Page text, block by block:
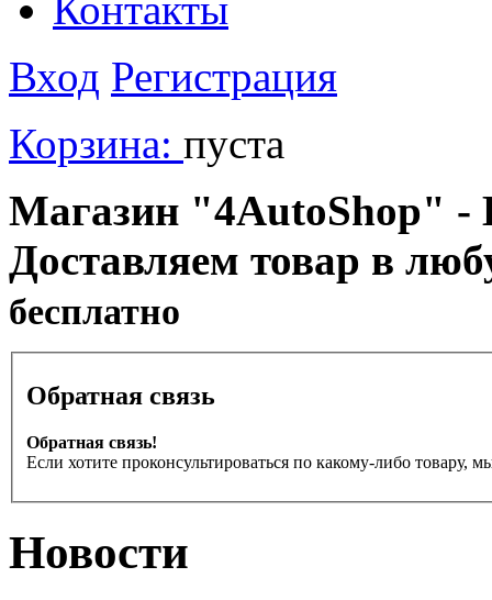
Вход Регистрация
Корзина: пуста
Магазин "4AutoShop" -
Доставляем товар в
бесплатно
Обратная связь
Обратная связь!
Если хотите проконсультироваться по какому-либо товару,
Новости